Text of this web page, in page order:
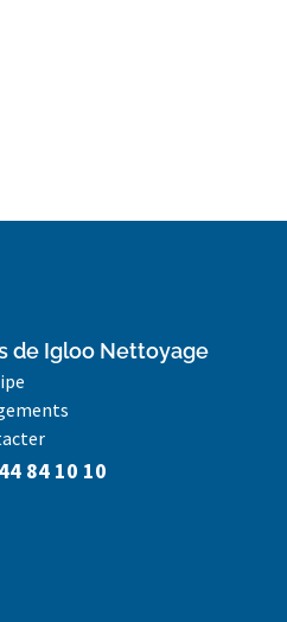
de Igloo Nettoyage
84 10 10